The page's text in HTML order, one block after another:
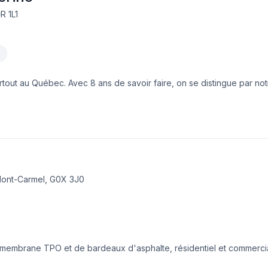
1L1
au Québec. Avec 8 ans de savoir faire, on se distingue par
Carmel, G0X 3J0
TPO et de bardeaux d'asphalte, résidentiel et